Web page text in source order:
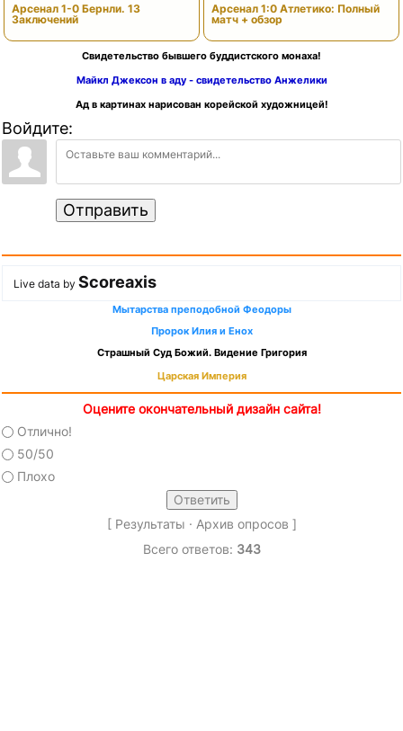
Арсенал 1-0 Бернли. 13
Заключений
Арсенал 1:0 Атлетико: Полный
матч + обзор
Свидетельство бывшего буддистского монаха!
Майкл Джексон в аду - свидетельство Анжелики
Ад в картинах нарисован корейской художницей!
Войдите:
Отправить
Live data by Scoreaxis
Мытарства преподобной Феодоры
Пророк Илия и Енох
Страшный Суд Божий. Видение Григория
Царская Империя
Оцените окончательный дизайн сайта!
Отлично!
50/50
Плохо
[ Результаты · Архив опросов ]
Всего ответов: 343